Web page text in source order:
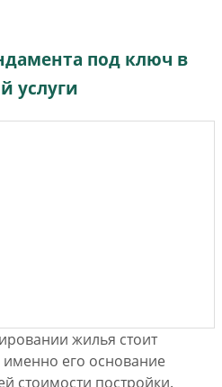
под ключ в
услуги
жилья стоит
его основание
стоимости постройки.